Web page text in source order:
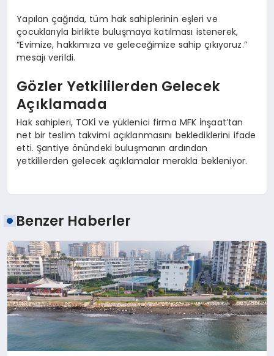
Yapılan çağrıda, tüm hak sahiplerinin eşleri ve
çocuklarıyla birlikte buluşmaya katılması istenerek,
“Evimize, hakkımıza ve geleceğimize sahip çıkıyoruz.”
mesajı verildi.
Gözler Yetkililerden Gelecek
Açıklamada
Hak sahipleri, TOKİ ve yüklenici firma MFK İnşaat’tan
net bir teslim takvimi açıklanmasını beklediklerini ifade
etti. Şantiye önündeki buluşmanın ardından
yetkililerden gelecek açıklamalar merakla bekleniyor.
Benzer Haberler